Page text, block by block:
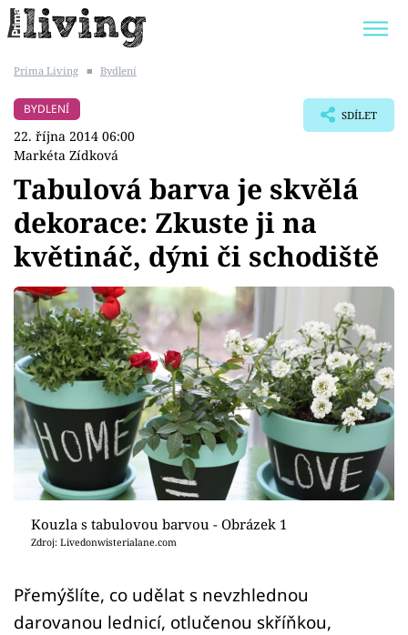
BYDLENÍ SLAVNÝCH
Témata
Bydlení
Zahrada
Design
Sledujte prima+
Přihlášení
Sledujte nás
Prima Living ■ Bydlení
BYDLENÍ
22. října 2014 06:00
Markéta Zídková
SDÍLET
Tabulová barva je skvělá
dekorace: Zkuste ji na
květináč, dýni či schodiště
Kouzla s tabulovou barvou - Obrázek 1
Zdroj: Livedonwisterialane.com
Přemýšlíte, co udělat s nevzhlednou
darovanou lednicí, otlučenou skříňkou,